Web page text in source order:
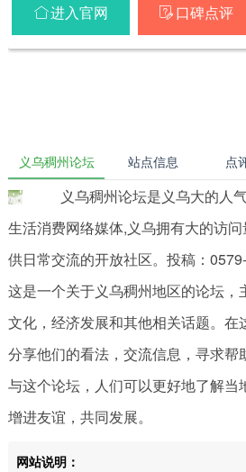
进入官网  口碑点评
义乌稠州论坛 站点信息 点
义乌稠州论坛是义乌大的人
生活消费网络媒体,义乌拥有大的访
供日常交流的开放社区。投稿：0579-
这是一个关于义乌稠州地区的论坛，
文化，经济发展和其他相关话题。在
分享他们的看法，交流信息，寻求帮
与这个论坛，人们可以更好地了解当
增进友谊，共同发展。
网站说明：